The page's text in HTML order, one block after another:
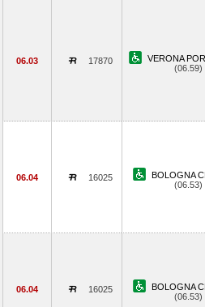
06.03 17870
VERONA
(06.59)
06.04 16025
BOLOGNA
(06.53)
06.04 16025
BOLOGNA
(06.53)